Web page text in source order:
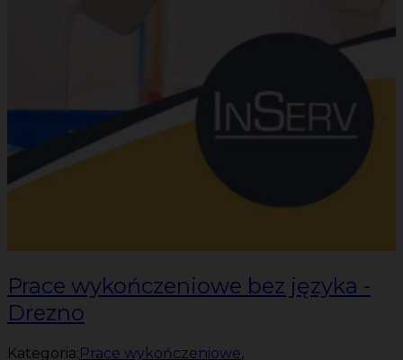
Prace wykończeniowe bez języka -
Drezno
Kategoria:Prace wykończeniowe,